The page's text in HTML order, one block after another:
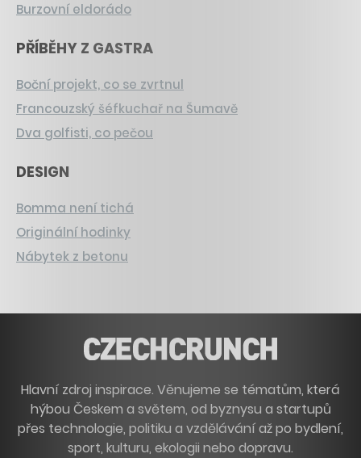
Burzovní eldorádo
PŘÍBĚHY Z GASTRA
Boční projekt, co se zvrtnul
Francouzský šéfkuchař na Šumavě
Dva golfisti, co pečou
DESIGN
Bomma není tichá
Originální hodinky
Nábytek z betonu
Hlavní zdroj inspirace. Věnujeme se tématům, která
hýbou Českem a světem, od byznysu a startupů
přes technologie, politiku a vzdělávání až po bydlení,
sport, kulturu, ekologii nebo dopravu.